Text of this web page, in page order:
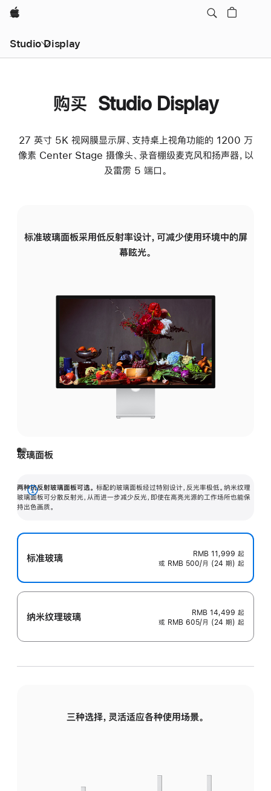
Apple
Studio Display
购买 Studio Display
27 英寸 5K 视网膜显示屏、支持桌上视角功能的 1200 万
像素 Center Stage 摄像头、录音棚级麦克风和扬声器，以
及雷雳 5 端口。
标准玻璃面板采用低反射率设计，可减少使用环境中的屏
幕眩光。
玻璃面板
两种抗反射玻璃面板可选。 标配的玻璃面板经过特别设计，反光率极低。纳米纹理
玻璃面板可分散反射光，从而进一步减少反光，即使在高亮光源的工作场所也能保
持出色画质。
展
开
标准玻璃 RMB 11,999 起
或 RMB 500/月 (24 期) 起
纳米纹理玻璃 RMB 14,499 起
或 RMB 605/月 (24 期) 起
三种选择，灵活适应各种使用场景。